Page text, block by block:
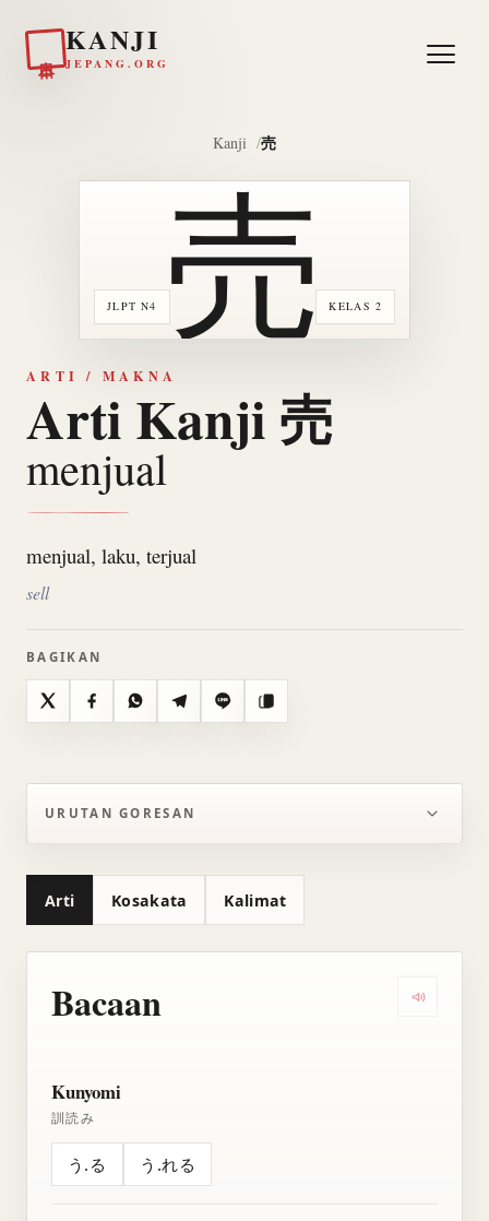
KANJI
JEPANG.ORG
Kanji 売
JLPT N4 KELAS 2
売
ARTI / MAKNA
Arti Kanji 売
menjual
menjual, laku, terjual
sell
BAGIKAN
X FacebookWhatsAppTelegramLine Salin
URUTAN GORESAN
Arti Kosakata Kalimat
Bacaan
Kunyomi
訓読み
う.る う.れる